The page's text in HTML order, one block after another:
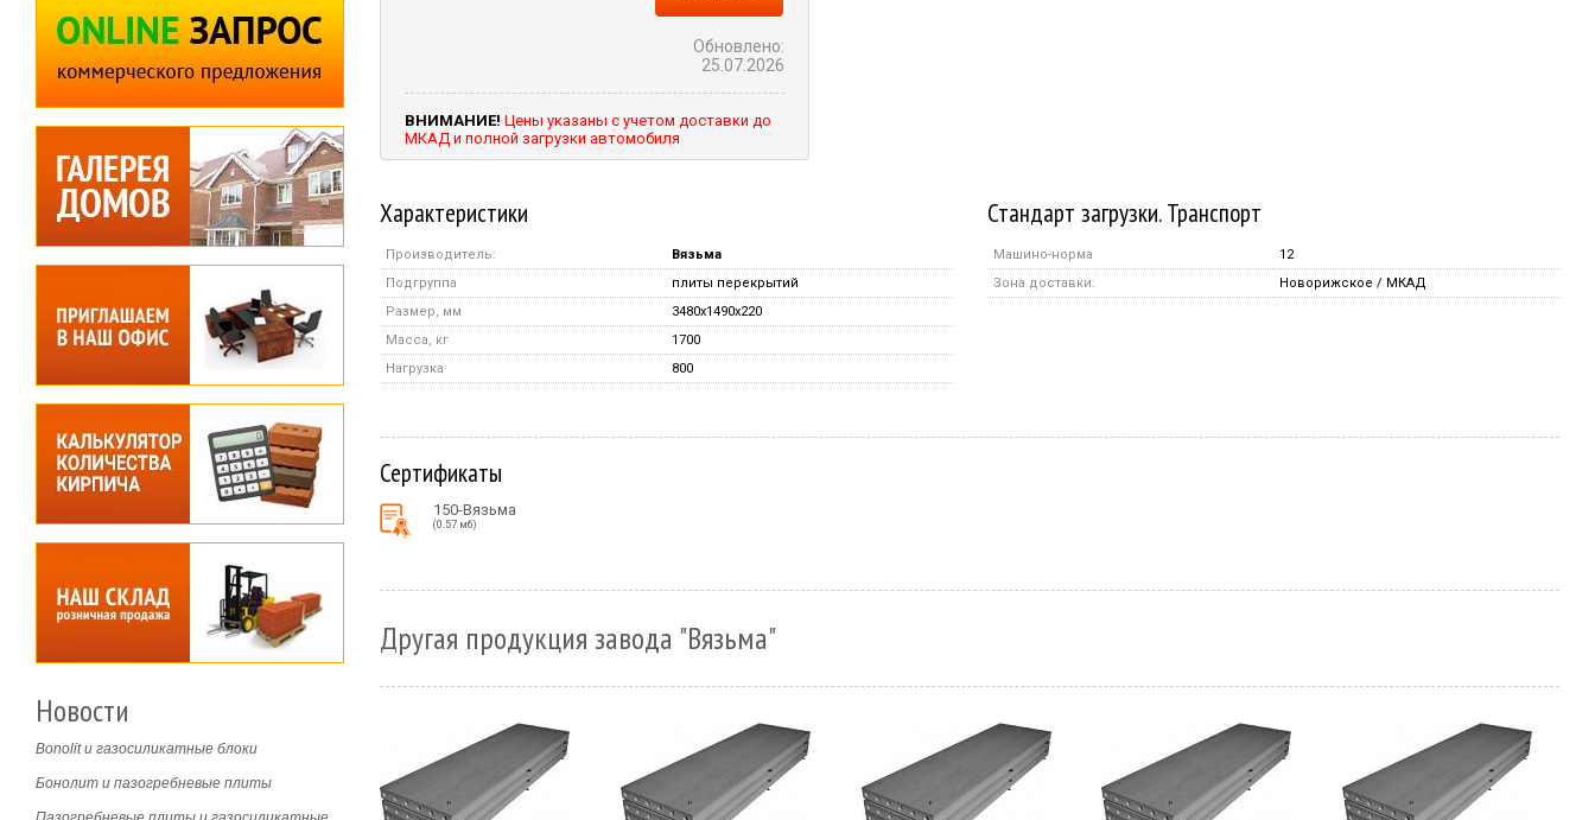
Обновлено:
25.07.2026
ВНИМАНИЕ! Цены указаны с учетом доставки до
МКАД и полной загрузки автомобиля
Характеристики
Производитель:
Вязьма
Подгруппа
плиты перекрытий
Размер, мм
3480x1490x220
Масса, кг
1700
Нагрузка
800
Стандарт загрузки. Транспорт
Машино-норма
12
Зона доставки:
Новорижское / МКАД
Сертификаты
150-Вязьма
(0.57 мб)
Другая продукция завода "Вязьма"
Новости
Bonolit и газосиликатные блоки
Бонолит и пазогребневые плиты